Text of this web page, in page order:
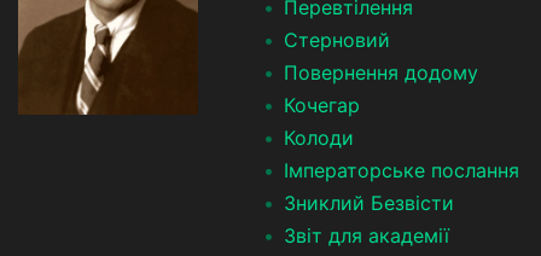
Перевтілення
Стерновий
Повернення додому
Кочегар
Колоди
Імператорське послання
Зниклий Безвісти
Звіт для академії